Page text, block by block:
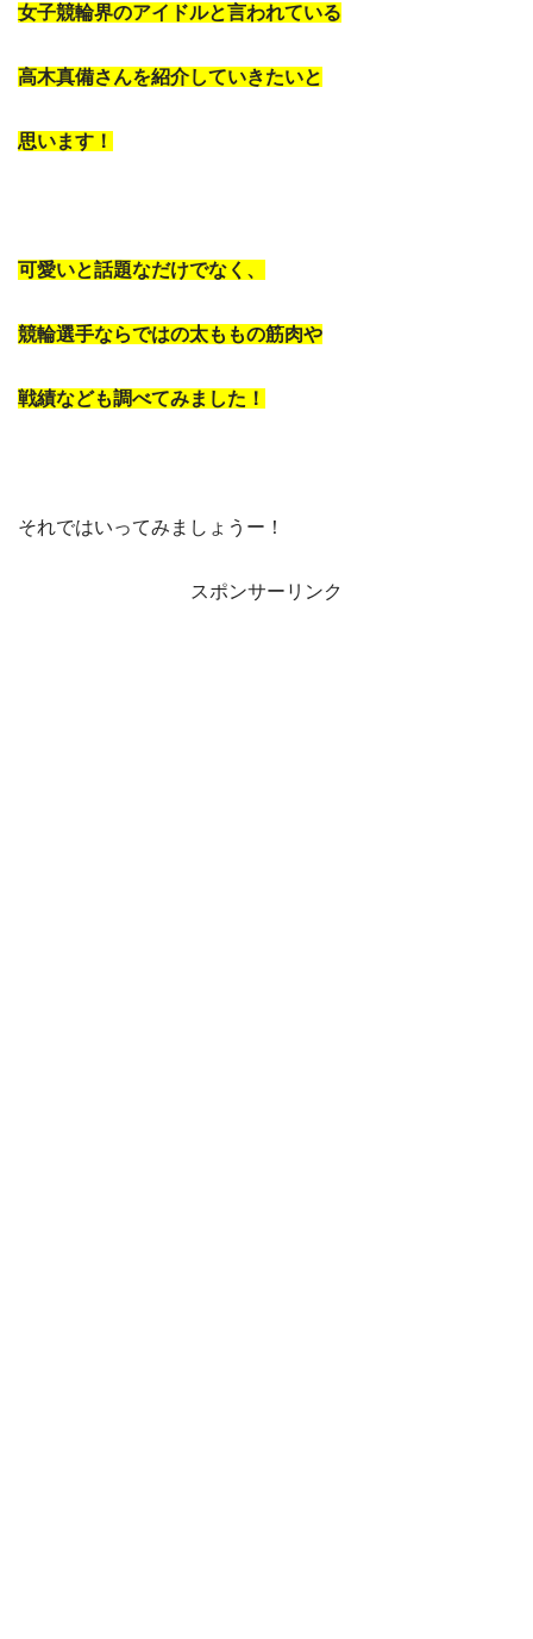
女子競輪界のアイドルと言われている
高木真備さんを紹介していきたいと
思います！
可愛いと話題なだけでなく、
競輪選手ならではの太ももの筋肉や
戦績なども調べてみました！
それではいってみましょうー！
スポンサーリンク